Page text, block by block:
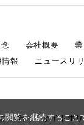
覧を継続するこ
会社概要
報 ニュースリ
方針 サイトポ